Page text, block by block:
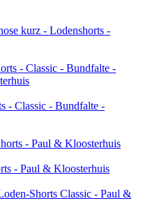
kurz - Lodenshorts -
- Classic - Bundfalte -
- Paul & Kloosterhuis